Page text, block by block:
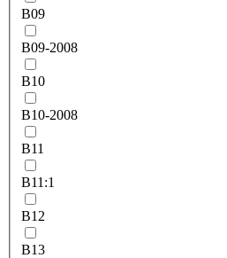
B09
B09-2008
B10
B10-2008
B11
B11:1
B12
B13